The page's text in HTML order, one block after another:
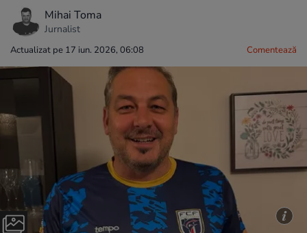
Mihai Toma
Jurnalist
Actualizat pe 17 iun. 2026, 06:08 Comentează